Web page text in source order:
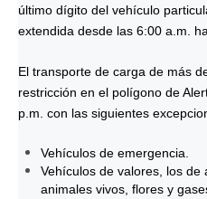
último dígito del vehículo
extendida desde las 6:00 a.m.
El transporte de carga de más
restricción en el polígono de
p.m. con las siguientes
Vehículos de emergencia.
Vehículos de valores, los de
animales vivos, flores y